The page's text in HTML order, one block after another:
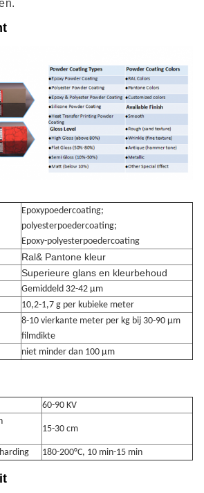
Epoxypoedercoating;
polyesterpoedercoating;
Epoxy-polyesterpoedercoating
Ral& Pantone kleur
Superieure glans en kleurbehoud
Gemiddeld 32-42 μm
10,2-1,7 g per kubieke meter
8-10 vierkante meter per kg bij 30-90 μm
filmdikte
niet minder dan 100 μm
60-90 KV
15-30 cm
180-200°C, 10 min-15 min